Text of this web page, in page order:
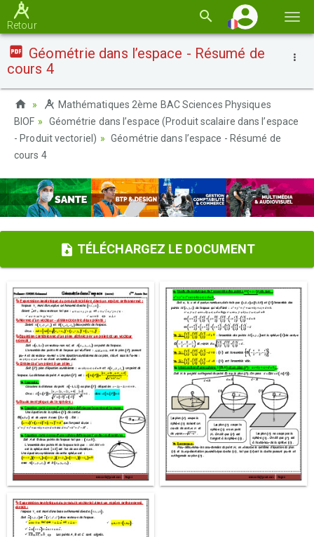
la
Retour
Géométrie dans l’espace - Résumé de
cours 4
Mathématiques 2ème BAC Sciences Physiques
BIOF
Géométrie dans l’espace (Produit scalaire dans l’espace
- Produit vectoriel)
Géométrie dans l’espace - Résumé de
cours 4
TÉLÉCHARGEZ LE DOCUMENT